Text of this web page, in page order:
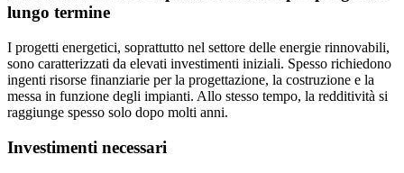
lungo termine
I progetti energetici, soprattutto nel settore delle energie rinnovabili,
sono caratterizzati da elevati investimenti iniziali. Spesso richiedono
ingenti risorse finanziarie per la progettazione, la costruzione e la
messa in funzione degli impianti. Allo stesso tempo, la redditività si
raggiunge spesso solo dopo molti anni.
Investimenti necessari